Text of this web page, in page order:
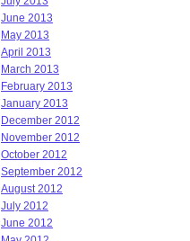
June 2013
May 2013
April 2013
March 2013
February 2013
January 2013
December 2012
November 2012
October 2012
September 2012
August 2012
July 2012
June 2012